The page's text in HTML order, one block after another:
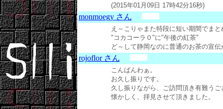
(2015年01月09日 17時42分16秒)
monmoegy さん
え～こりゃまた特段に短い期間でま
"コカコーラ０"に"午後の紅茶"
ど～して静岡なのに普通のお茶の宣
rojoflor さん
こんばんわぁ。
お久し振りです。
久し振りながら、ご訪問頂き有難うご
懐かしく、拝見させて頂きました。